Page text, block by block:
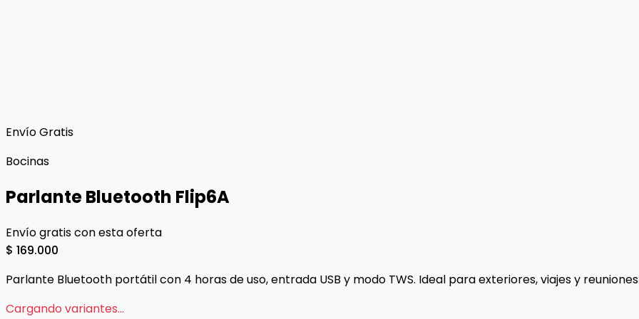
Envío Gratis
Bocinas
Parlante Bluetooth Flip6A
Envío gratis con esta oferta
$ 169.000
Parlante Bluetooth portátil con 4 horas de uso, entrada USB y modo TWS. Ideal para exteriores, viajes y
Cargando variantes...